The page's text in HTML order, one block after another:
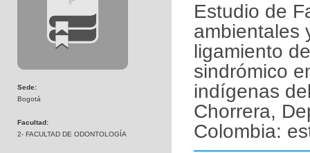
Sede:
Bogotá
Facultad:
2- FACULTAD DE ODONTOLOGÍA
Estudio de
ambientales
ligamiento
sindrómico
indígenas
Chorrera,
Colombia: